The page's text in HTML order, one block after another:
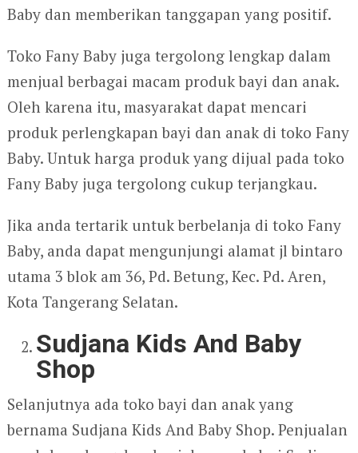
Baby dan memberikan tanggapan yang positif.
Toko Fany Baby juga tergolong lengkap dalam
menjual berbagai macam produk bayi dan anak.
Oleh karena itu, masyarakat dapat mencari
produk perlengkapan bayi dan anak di toko Fany
Baby. Untuk harga produk yang dijual pada toko
Fany Baby juga tergolong cukup terjangkau.
Jika anda tertarik untuk berbelanja di toko Fany
Baby, anda dapat mengunjungi alamat jl bintaro
utama 3 blok am 36, Pd. Betung, Kec. Pd. Aren,
Kota Tangerang Selatan.
Sudjana Kids And Baby
Shop
Selanjutnya ada toko bayi dan anak yang
bernama Sudjana Kids And Baby Shop. Penjualan